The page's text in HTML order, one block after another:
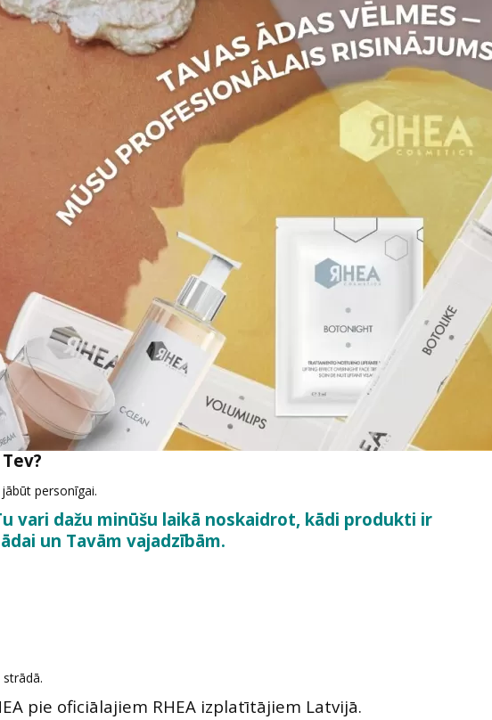
personīgai.
vari dažu minūšu laikā noskaidrot, kādi produkti ir
un Tavām vajadzībām.
pie oficiālajiem RHEA izplatītājiem Latvijā.